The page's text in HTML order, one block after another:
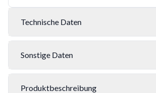
Technische Daten
Sonstige Daten
Produktbeschreibung